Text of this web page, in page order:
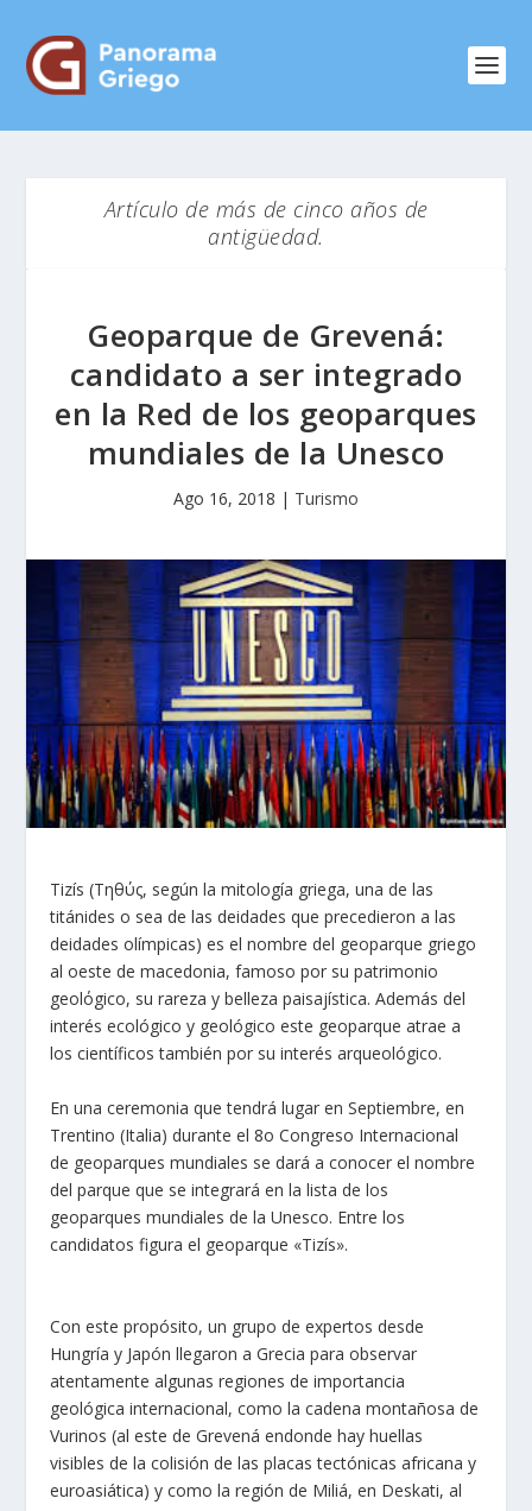
Artículo de más de cinco años de
antigüedad.
Geoparque de Grevená:
candidato a ser integrado
en la Red de los geoparques
mundiales de la Unesco
Ago 16, 2018 | Turismo
Tizís (Τηθύς, según la mitología griega, una de las
titánides o sea de las deidades que precedieron a las
deidades olímpicas) es el nombre del geoparque griego
al oeste de macedonia, famoso por su patrimonio
geolόgico, su rareza y belleza paisajística. Además del
interés ecológico y geológico este geoparque atrae a
los científicos también por su interés arqueológico.
En una ceremonia que tendrá lugar en Septiembre, en
Trentino (Italia) durante el 8ο Congreso Ιnternacional
de geoparques mundiales se dará a conocer el nombre
del parque que se integrará en la lista de los
geoparques mundiales de la Unesco. Entre los
candidatos figura el geoparque «Tizís».
Con este propósito, un grupo de expertos desde
Hungría y Japón llegaron a Grecia para observar
atentamente algunas regiones de importancia
geológica internacional, como la cadena montañosa de
Vurinos (al este de Grevená endonde hay huellas
visibles de la colisión de las placas tectónicas africana y
euroasiática) y como la región de Miliá, en Deskati, al